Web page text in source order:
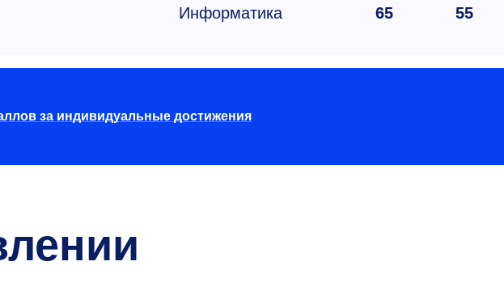
Информатика
65 55
за индивидуальные достижения